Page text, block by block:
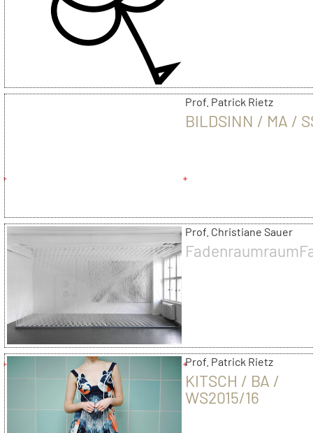
Prof. Patrick Rietz
BILDSINN / MA /
Prof. Christiane Sauer
Prof. Patrick Rietz
KITSCH / BA /
WS2015/16